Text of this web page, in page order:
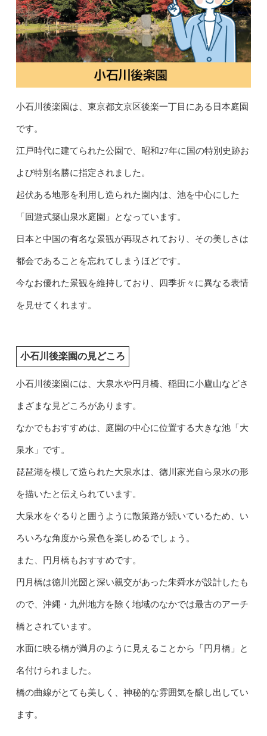
小石川後楽園は、東京都文京区後楽一丁目にある日本庭園
です。
江戸時代に建てられた公園で、昭和27年に国の特別史跡お
よび特別名勝に指定されました。
起伏ある地形を利用し造られた園内は、池を中心にした
「回遊式築山泉水庭園」となっています。
日本と中国の有名な景観が再現されており、その美しさは
都会であることを忘れてしまうほどです。
今なお優れた景観を維持しており、四季折々に異なる表情
を見せてくれます。
小石川後楽園の見どころ
小石川後楽園には、大泉水や円月橋、稲田に小廬山などさ
まざまな見どころがあります。
なかでもおすすめは、庭園の中心に位置する大きな池「大
泉水」です。
琵琶湖を模して造られた大泉水は、徳川家光自ら泉水の形
を描いたと伝えられています。
大泉水をぐるりと囲うように散策路が続いているため、い
ろいろな角度から景色を楽しめるでしょう。
また、円月橋もおすすめです。
円月橋は徳川光圀と深い親交があった朱舜水が設計したも
ので、沖縄・九州地方を除く地域のなかでは最古のアーチ
橋とされています。
水面に映る橋が満月のように見えることから「円月橋」と
名付けられました。
橋の曲線がとても美しく、神秘的な雰囲気を醸し出してい
ます。